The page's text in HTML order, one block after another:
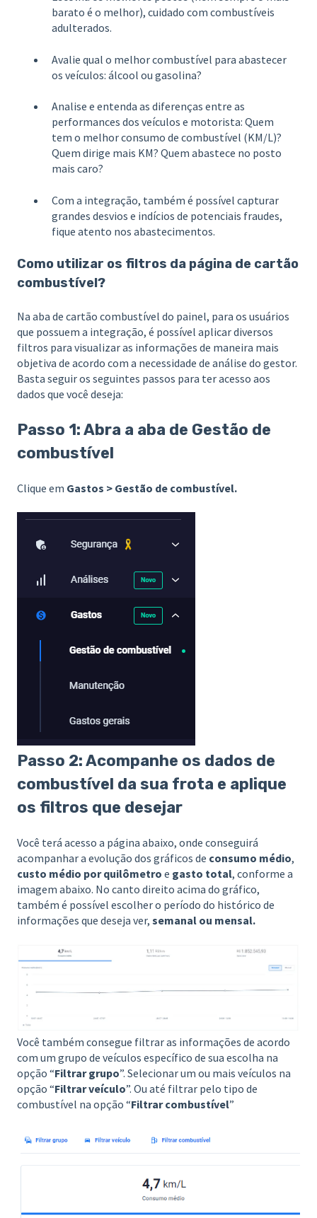
barato é o melhor), cuidado com combustíveis
adulterados.
Avalie qual o melhor combustível para abastecer
os veículos: álcool ou gasolina?
Analise e entenda as diferenças entre as
performances dos veículos e motorista: Quem
tem o melhor consumo de combustível (KM/L)?
Quem dirige mais KM? Quem abastece no posto
mais caro?
Com a integração, também é possível capturar
grandes desvios e indícios de potenciais fraudes,
fique atento nos abastecimentos.
Como utilizar os filtros da página de cartão
combustível?
Na aba de cartão combustível do painel, para os usuários
que possuem a integração, é possível aplicar diversos
filtros para visualizar as informações de maneira mais
objetiva de acordo com a necessidade de análise do gestor.
Basta seguir os seguintes passos para ter acesso aos
dados que você deseja:
Passo 1: Abra a aba de Gestão de
combustível
Clique em Gastos > Gestão de combustível.
Passo 2: Acompanhe os dados de
combustível da sua frota e aplique
os filtros que desejar
Você terá acesso a página abaixo, onde conseguirá
acompanhar a evolução dos gráficos de consumo médio,
custo médio por quilômetro e gasto total, conforme a
imagem abaixo. No canto direito acima do gráfico,
também é possível escolher o período do histórico de
informações que deseja ver, semanal ou mensal.
Você também consegue filtrar as informações de acordo
com um grupo de veículos específico de sua escolha na
opção “Filtrar grupo”. Selecionar um ou mais veículos na
opção “Filtrar veículo”. Ou até filtrar pelo tipo de
combustível na opção “Filtrar combustível”